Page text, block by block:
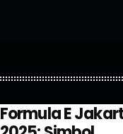
Formula E